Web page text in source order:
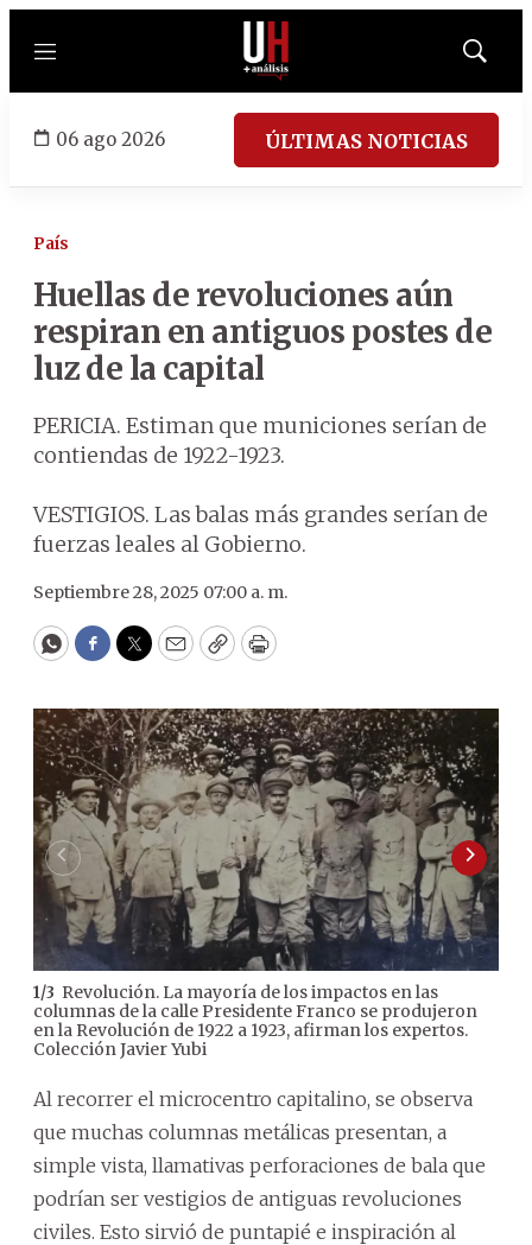
Menú
Mostrar
06 ago 2026 ÚLTIMAS NOTICIAS
País
Huellas de revoluciones aún
respiran en antiguos postes de
luz de la capital
PERICIA. Estiman que municiones serían de
contiendas de 1922-1923.
VESTIGIOS. Las balas más grandes serían de
fuerzas leales al Gobierno.
Septiembre 28, 2025 07:00 a. m.
WhatsApp
Facebook
Twitter
EmailCopyPrint
1/3 Revolución. La mayoría de los impactos en las
columnas de la calle Presidente Franco se produjeron
en la Revolución de 1922 a 1923, afirman los expertos.
Colección Javier Yubi
Al recorrer el microcentro capitalino, se observa
que muchas columnas metálicas presentan, a
simple vista, llamativas perforaciones de bala que
podrían ser vestigios de antiguas revoluciones
civiles. Esto sirvió de puntapié e inspiración al